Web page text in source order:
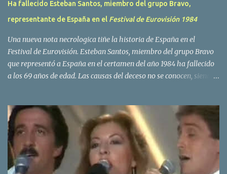
Ha fallecido Esteban Santos, miembro del grupo Bravo,
representante de España en el Festival de Eurovisión 1984
Una nueva nota necrologica tiñe la historia de España en el
Festival de Eurovisión. Esteban Santos, miembro del grupo Bravo
que representó a España en el certamen del año 1984 ha fallecido
a los 69 años de edad. Las causas del deceso no se conocen, siendo
traves de las redes sociales. Nacido en Tolosa en 1951, durante su
epoca universitaria en la carrera de empresariales conoció al
estudiante de medicina Luis Villar, comenzando a actuar
juntos,Santos a la guitarra y Villar al piano, sin atreverse a dar el
salto al mercado profesional. Sin embargo esto cambió gracias a la